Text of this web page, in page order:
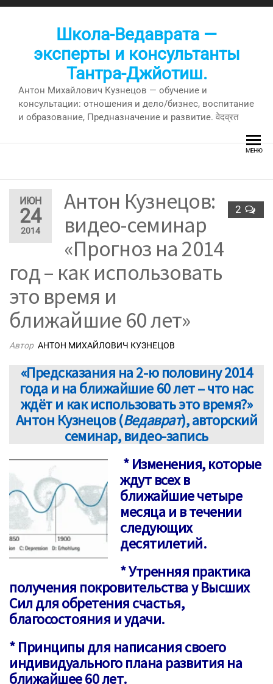
Перейти
Школа-Ведаврата —
эксперты и консультанты
Тантра-Джйотиш.
Антон Михайлович Кузнецов — обучение и
консультации: отношения и дело/бизнес, воспитание
и образование, Предназначение и развитие. वेदव्रत
МЕНЮ
ИЮН
24
2014
2
Антон Кузнецов:
видео-семинар
«Прогноз на 2014
год – как использовать
это время и
ближайшие 60 лет»
Автор АНТОН МИХАЙЛОВИЧ КУЗНЕЦОВ
«Предсказания на 2-ю половину 2014
года и на ближайшие 60 лет – что нас
ждёт и как использовать это время?»
Антон Кузнецов (Ведаврат), авторский
семинар, видео-запись
* Изменения, которые
ждут всех в
ближайшие четыре
месяца и в течении
следующих
десятилетий.
* Утренняя практика
получения покровительства у Высших
Сил для обретения счастья,
благосостояния и удачи.
* Принципы для написания своего
индивидуального плана развития на
ближайшее 60 лет.